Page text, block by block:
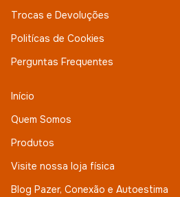
Trocas e Devoluções
Politícas de Cookies
Perguntas Frequentes
Início
Quem Somos
Produtos
Visite nossa loja física
Blog Pazer, Conexão e Autoestima